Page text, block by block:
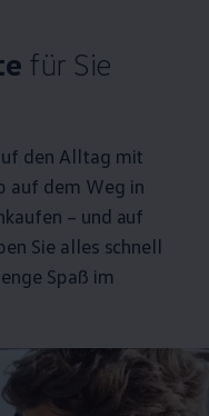
für Sie
den Alltag mit
auf dem Weg in
– und auf
Sie alles schnell
Spaß im